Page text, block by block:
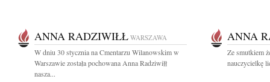
ANNA RADZIWIŁŁ WARSZAWA
W dniu 30 stycznia na Cmentarzu Wilanowskim w
Warszawie została pochowana Anna Radziwiłł
nasza...
ANNA
Ze smutkiem
nauczycielkę